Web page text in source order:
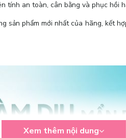
tính an toàn, cân bằng và phục hồi
sản phẩm mới nhất của hãng, kết
Xem thêm nội dung